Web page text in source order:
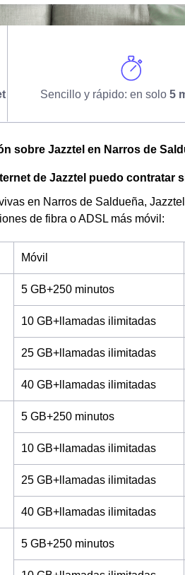
Sencillo y rápido: en solo 5
sobre Jazztel en Narros de
de Jazztel puedo contratar
en Narros de Saldueña,
de fibra o ADSL más móvil:
Móvil
5 GB+250 minutos
10 GB+llamadas ilimitadas
25 GB+llamadas ilimitadas
40 GB+llamadas ilimitadas
5 GB+250 minutos
10 GB+llamadas ilimitadas
25 GB+llamadas ilimitadas
40 GB+llamadas ilimitadas
5 GB+250 minutos